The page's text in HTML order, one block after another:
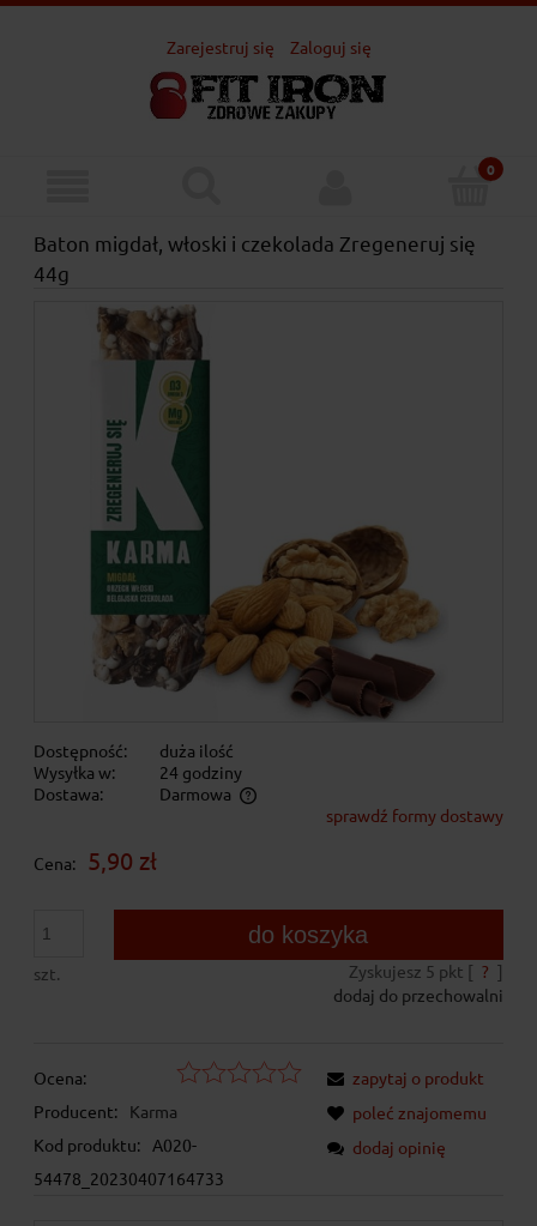
Zarejestruj się Zaloguj się
Baton migdał, włoski i czekolada Zregeneruj się
44g
Dostępność:
duża ilość
Wysyłka w:
24 godziny
Dostawa:
Darmowa
Cena nie zawiera ewentualnych kosztów płatnościsprawdź formy dostawy
Cena: 5,90 zł
szt.
do koszyka
Zyskujesz 5 pkt [ ? ]
dodaj do przechowalni
Ocena:
Producent:
Karma
Kod produktu:
A020-
54478_20230407164733
zapytaj o produkt
poleć znajomemu
dodaj opinię